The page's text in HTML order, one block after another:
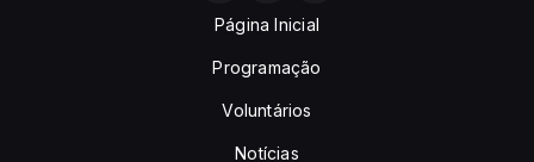
Página Inicial
Programação
Voluntários
Notícias